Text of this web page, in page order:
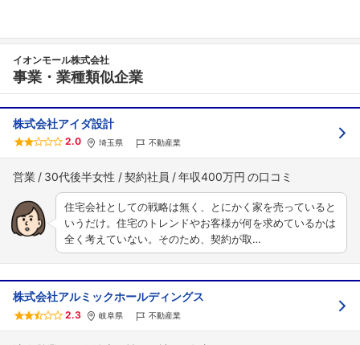
イオンモール株式会社
事業・業種類似企業
株式会社アイダ設計
2.0 埼玉県 不動産業
営業 30代後半女性 契約社員 年収400万円
住宅会社としての戦略は無く、とにかく家を売っていると
いうだけ。住宅のトレンドやお客様が何を求めているかは
全く考えていない。そのため、契約が取…
株式会社アルミックホールディングス
2.3 岐阜県 不動産業